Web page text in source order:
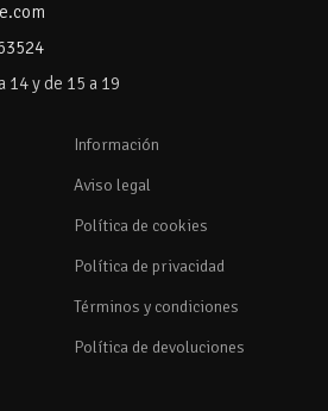
14 y de 15 a 19
Información
Aviso legal
Política de cookies
Política de privacidad
Términos y condiciones
Política de devoluciones